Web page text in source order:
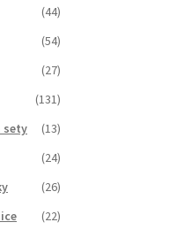
(44)
(54)
(27)
(131)
sety
(13)
(24)
(26)
(22)